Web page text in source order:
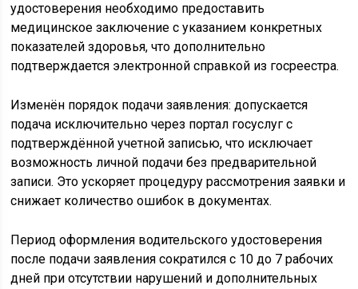
удостоверения необходимо предоставить
медицинское заключение с указанием конкретных
показателей здоровья, что дополнительно
подтверждается электронной справкой из госреестра.
Изменён порядок подачи заявления: допускается
подача исключительно через портал госуслуг с
подтверждённой учетной записью, что исключает
возможность личной подачи без предварительной
записи. Это ускоряет процедуру рассмотрения заявки и
снижает количество ошибок в документах.
Период оформления водительского удостоверения
после подачи заявления сократился с 10 до 7 рабочих
дней при отсутствии нарушений и дополнительных